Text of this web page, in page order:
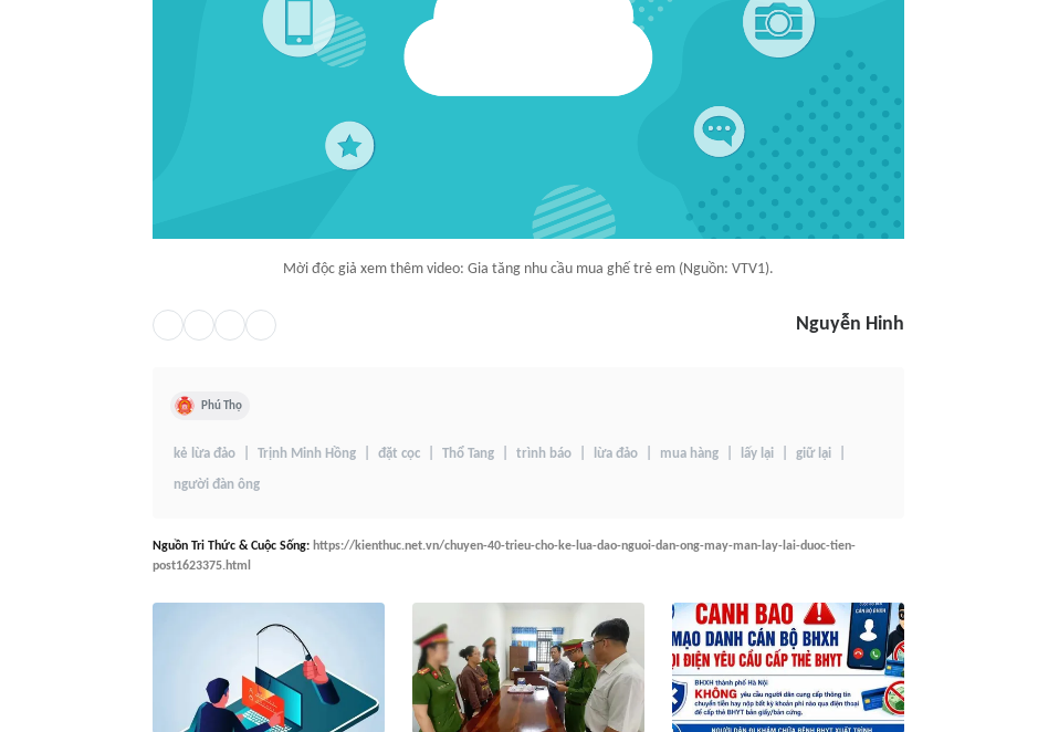
Mời độc giả xem thêm video: Gia tăng nhu cầu mua ghế trẻ em (Nguồn: VTV1).
Nguyễn Hinh
Phú Thọ
kẻ lừa đảo Trịnh Minh Hồng đặt cọc Thổ Tang trình báo lừa đảo mua hàng lấy lại giữ lại
người đàn ông
Nguồn Tri Thức & Cuộc Sống: https://kienthuc.net.vn/chuyen-40-trieu-cho-ke-lua-dao-nguoi-dan-ong-may-man-lay-lai-duoc-tien-
post1623375.html